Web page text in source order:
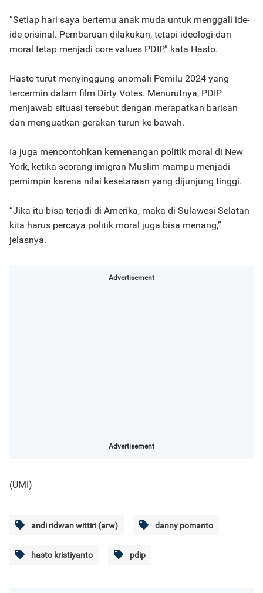
“Setiap hari saya bertemu anak muda untuk menggali ide-
ide orisinal. Pembaruan dilakukan, tetapi ideologi dan
moral tetap menjadi core values PDIP,” kata Hasto.
Hasto turut menyinggung anomali Pemilu 2024 yang
tercermin dalam film Dirty Votes. Menurutnya, PDIP
menjawab situasi tersebut dengan merapatkan barisan
dan menguatkan gerakan turun ke bawah.
Ia juga mencontohkan kemenangan politik moral di New
York, ketika seorang imigran Muslim mampu menjadi
pemimpin karena nilai kesetaraan yang dijunjung tinggi.
“Jika itu bisa terjadi di Amerika, maka di Sulawesi Selatan
kita harus percaya politik moral juga bisa menang,”
jelasnya.
Advertisement
Advertisement
(UMI)
andi ridwan wittiri (arw) danny pomanto
hasto kristiyanto pdip